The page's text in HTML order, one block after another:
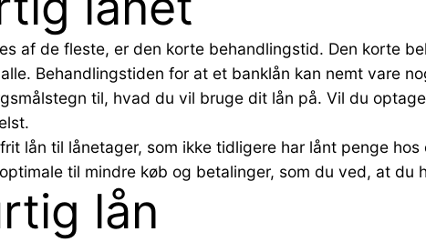
af de fleste, er den korte behandlingstid. Den korte
Behandlingstiden for at et banklån kan nemt vare
til, hvad du vil bruge dit lån på. Vil du
lån til lånetager, som ikke tidligere har lånt penge
til mindre køb og betalinger, som du ved, at du
lån